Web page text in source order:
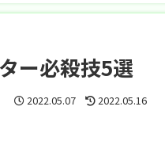
ー必殺技5選
2022.05.07 2022.05.16